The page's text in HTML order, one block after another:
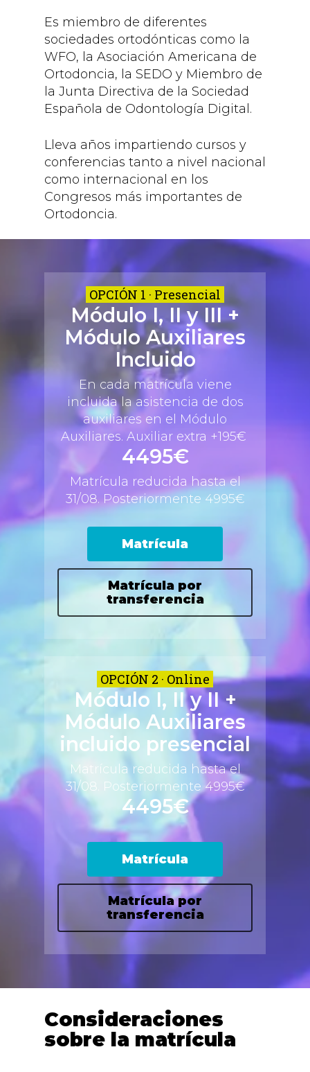
Es miembro de diferentes
sociedades ortodónticas como la
WFO, la Asociación Americana de
Ortodoncia, la SEDO y Miembro de
la Junta Directiva de la Sociedad
Española de Odontología Digital.
Lleva años impartiendo cursos y
conferencias tanto a nivel nacional
como internacional en los
Congresos más importantes de
Ortodoncia.
OPCIÓN 1 · Presencial
Módulo I, II y III +
Módulo Auxiliares
Incluido
En cada matrícula viene
incluida la asistencia de dos
auxiliares en el Módulo
Auxiliares. Auxiliar extra +195€
4495€
Matrícula reducida hasta el
31/08. Posteriormente 4995€
Matrícula
Matrícula por
transferencia
OPCIÓN 2 · Online
Módulo I, II y II +
Módulo Auxiliares
incluido presencial
Matrícula reducida hasta el
31/08. Posteriormente 4995€
4495€
Matrícula
Matrícula por
transferencia
Consideraciones
sobre la matrícula